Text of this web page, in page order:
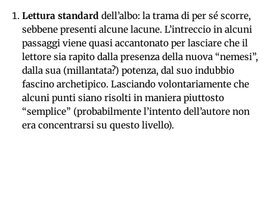
Lettura standarddell’albo: la trama di per sé scorre,
sebbene presenti alcune lacune. L’intreccio in alcuni
passaggi viene quasi accantonato per lasciare che il
lettore sia rapito dalla presenza della nuova “nemesi”,
dalla sua (millantata?) potenza, dal suo indubbio
fascino archetipico. Lasciando volontariamente che
alcuni punti siano risolti in maniera piuttosto
“semplice” (probabilmente l’intento dell’autore non
era concentrarsi su questo livello).